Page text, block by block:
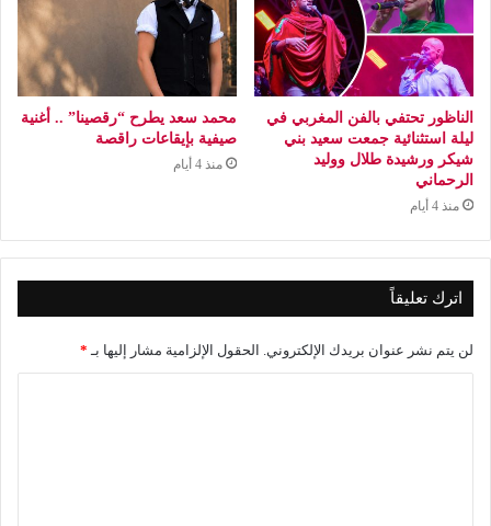
الناظور تحتفي بالفن المغربي في
ليلة استثنائية جمعت سعيد بني
شيكر ورشيدة طلال ووليد
الرحماني
منذ 4 أيام
محمد سعد يطرح “رقصينا” .. أغنية
صيفية بإيقاعات راقصة
منذ 4 أيام
اترك تعليقاً
لن يتم نشر عنوان بريدك الإلكتروني. الحقول الإلزامية مشار إليها بـ *